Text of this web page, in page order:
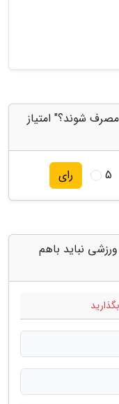
شوند؟" امتیاز
5 رای
نباید باهم